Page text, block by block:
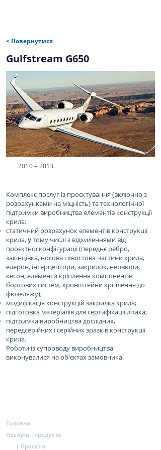
< Повернутися
Gulfstream G650
2010 – 2013
Комплекс послуг із проєктування (включно з
розрахунками на міцність) та технологічної
підтримки виробництва елементів конструкції
крила:
статичний розрахунок елементів конструкції
крила,утому числі з відхиленнями від
проєктної конфігурації (переднє ребро,
закінцівка, носова і хвостова частини крила,
елерон, інтерцептори, закрилок, нервюри,
кесон, елементи кріплення компонентів
бортових систем, кронштейни кріплення до
фюзеляжу);
модифікація конструкцій закрилка крила;
підготовка матеріалів для сертифікації літака;
підтримка виробництва дослідних,
передсерійних і серійних зразків конструкції
крила.
Роботи із супроводу виробництва
виконувалися на об'єктах замовника.
Головна
Послуги і продукти
| Проєкти